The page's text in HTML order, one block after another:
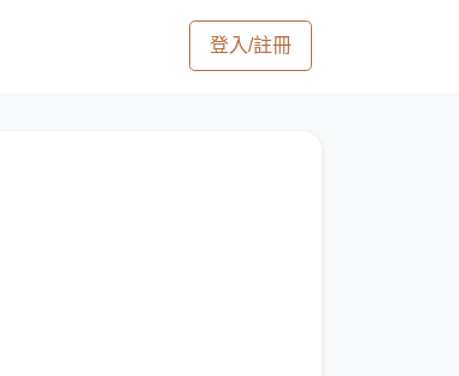
登入/註冊